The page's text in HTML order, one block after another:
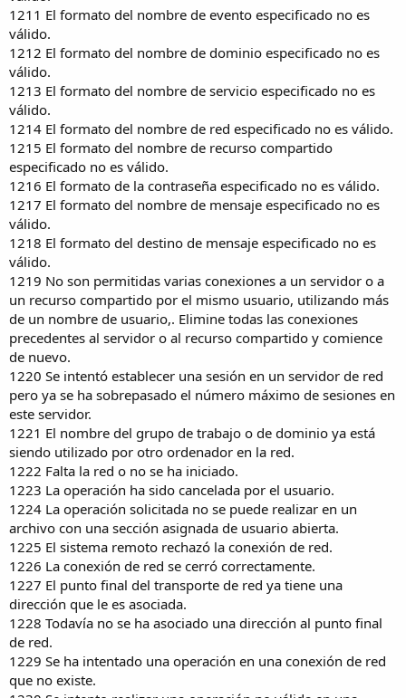
1211 El formato del nombre de evento especificado no es
válido.
1212 El formato del nombre de dominio especificado no es
válido.
1213 El formato del nombre de servicio especificado no es
válido.
1214 El formato del nombre de red especificado no es válido.
1215 El formato del nombre de recurso compartido
especificado no es válido.
1216 El formato de la contraseña especificado no es válido.
1217 El formato del nombre de mensaje especificado no es
válido.
1218 El formato del destino de mensaje especificado no es
válido.
1219 No son permitidas varias conexiones a un servidor o a
un recurso compartido por el mismo usuario, utilizando más
de un nombre de usuario,. Elimine todas las conexiones
precedentes al servidor o al recurso compartido y comience
de nuevo.
1220 Se intentó establecer una sesión en un servidor de red
pero ya se ha sobrepasado el número máximo de sesiones en
este servidor.
1221 El nombre del grupo de trabajo o de dominio ya está
siendo utilizado por otro ordenador en la red.
1222 Falta la red o no se ha iniciado.
1223 La operación ha sido cancelada por el usuario.
1224 La operación solicitada no se puede realizar en un
archivo con una sección asignada de usuario abierta.
1225 El sistema remoto rechazó la conexión de red.
1226 La conexión de red se cerró correctamente.
1227 El punto final del transporte de red ya tiene una
dirección que le es asociada.
1228 Todavía no se ha asociado una dirección al punto final
de red.
1229 Se ha intentado una operación en una conexión de red
que no existe.